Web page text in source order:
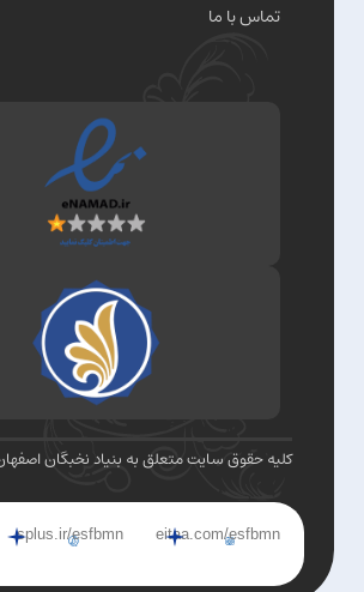
تماس با ما
کلیه حقوق سایت متعلق به بنیاد نخبگان
eitaa.com/esfbmn
splus.ir/esfbmn